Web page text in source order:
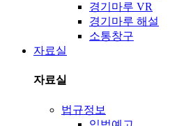
경기마루 VR
경기마루 해설
소통창구
자료실
자료실
법규정보